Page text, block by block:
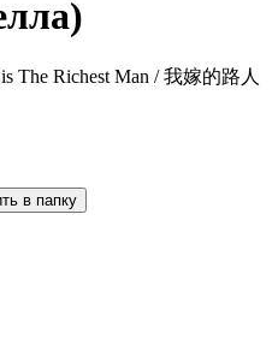
The Richest Man / 我嫁的路人
в папку